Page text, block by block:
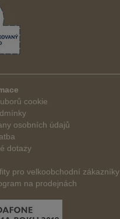
cookie
osobních údajů
dotazy
pro velkoobchodní zákazníky
na prodejnách